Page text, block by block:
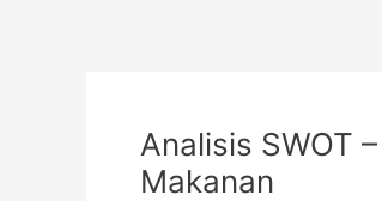
Analisis SWOT
Makanan